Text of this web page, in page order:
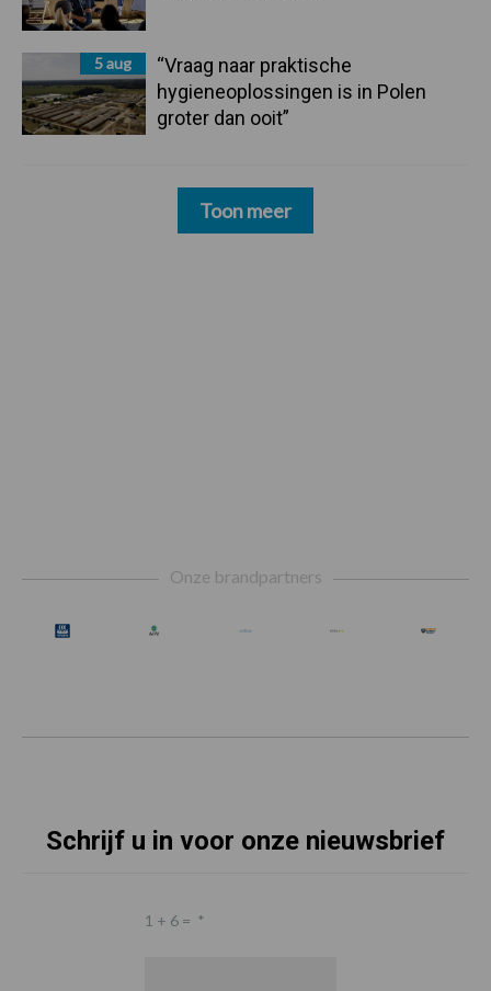
5 aug
“Vraag naar praktische
hygieneoplossingen is in Polen
groter dan ooit”
Toon meer
Onze brandpartners
Schrijf u in voor onze nieuwsbrief
1 + 6 = *